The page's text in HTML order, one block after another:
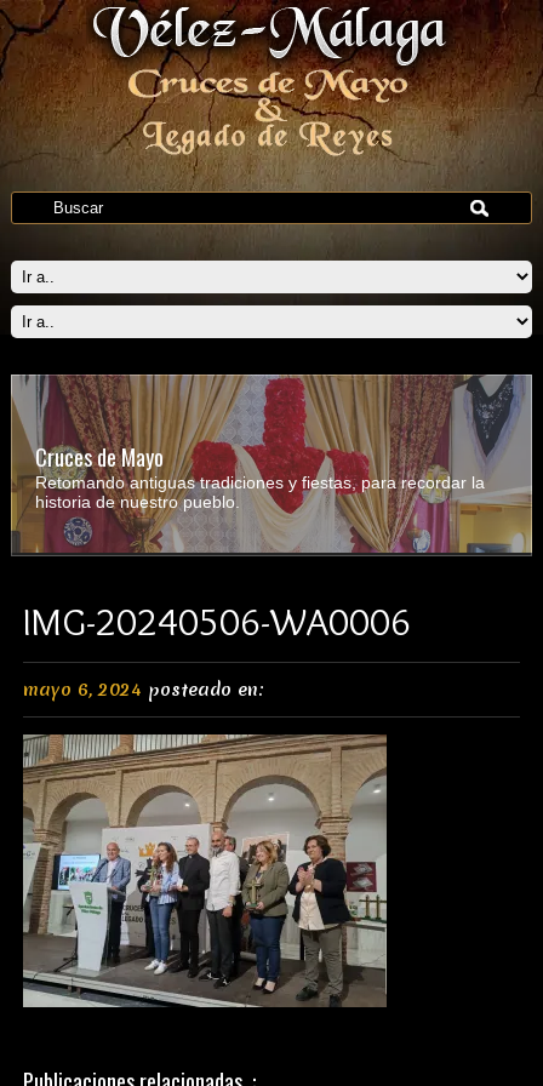
Cruces de Mayo
Retomando antiguas tradiciones y fiestas, para recordar la
historia de nuestro pueblo.
IMG-20240506-WA0006
mayo 6, 2024 posteado en: